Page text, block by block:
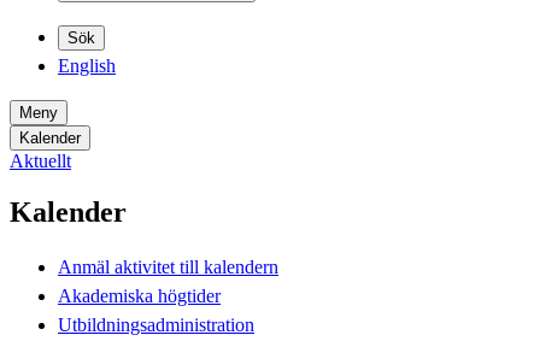
Sök
English
Meny
Kalender
Aktuellt
Kalender
Anmäl aktivitet till kalendern
Akademiska högtider
Utbildningsadministration